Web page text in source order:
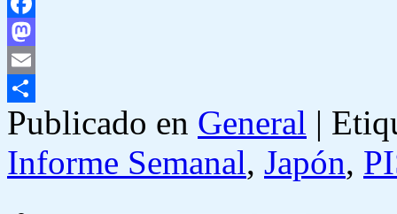
Facebook
Mastodon
Email
Compartir
Publicado en General |
Informe Semanal, Japón,